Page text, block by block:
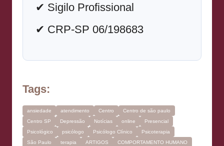
✔ Sigilo Profissional
✔ CRP-SP 06/198683
Tags:
ansiedade atendimento Centro
Centro de são paulo
Centro SP
Depressão Notícias online
Presencial
Psicológico
psicólogo Psicólogo Clínico
Psicoterapia
São Paulo
terapia ARTIGOS
COMPORTAMENTO HUMANO